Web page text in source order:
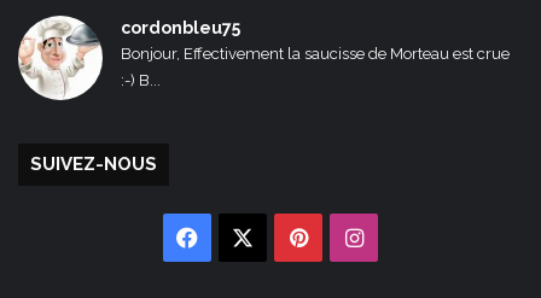
cordonbleu75
Bonjour, Effectivement la saucisse de Morteau est crue
:-) B...
SUIVEZ-NOUS
Facebook PinterestInstagram